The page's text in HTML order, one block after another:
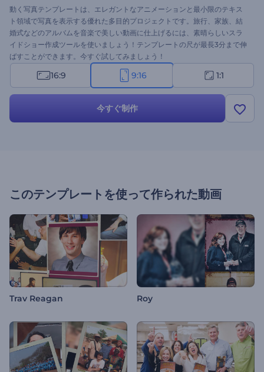
動く写真テンプレートは、エレガントなアニメーションと最小限のテキス
ト領域で写真を表示する優れた多目的プロジェクトです。旅行、家族、結
婚式などのアルバムを音楽で美しい動画に仕上げるには、素晴らしいスラ
イドショー作成ツールを使いましょう！テンプレートの尺が最長3分まで伸
ばすことができます。今すぐ試してみましょう！
16:9 9:16 1:1
今すぐ制作
このテンプレートを使って作られた動画
Trav Reagan Roy